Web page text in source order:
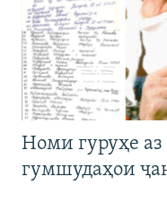
Номи гуруҳе
гумшудаҳои